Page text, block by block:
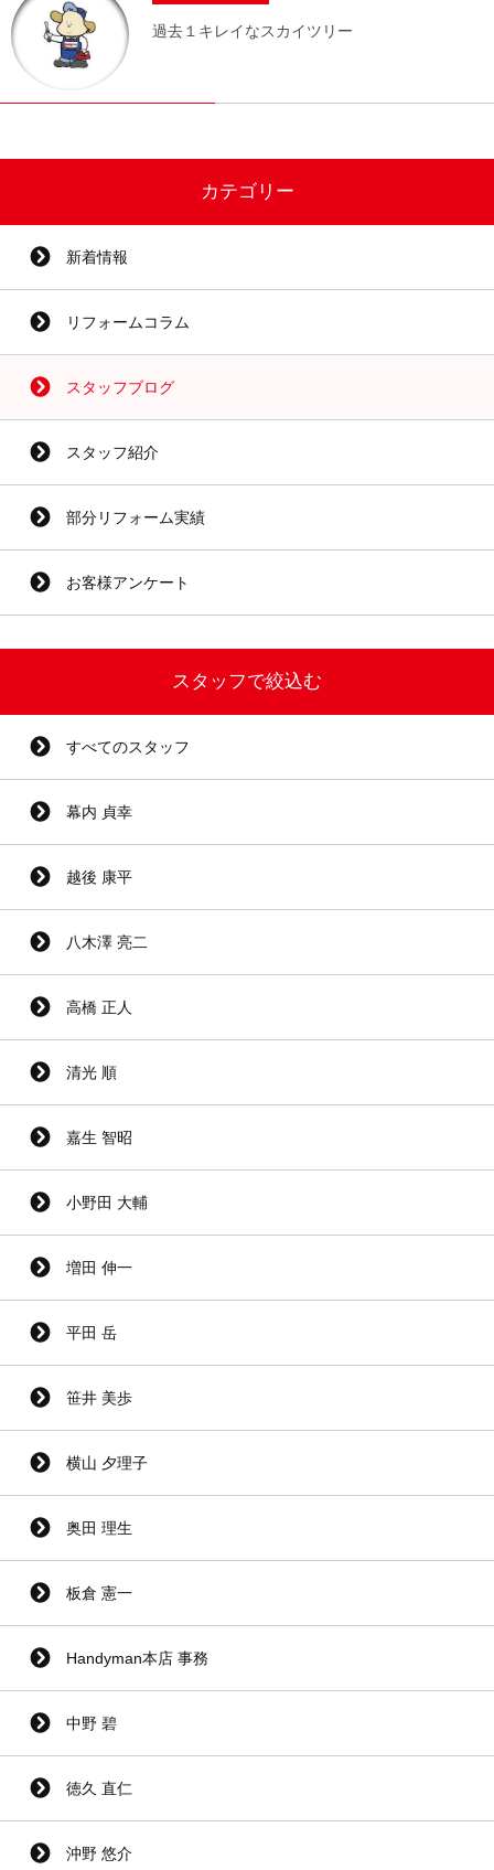
過去１キレイなスカイツリー
カテゴリー
新着情報
リフォームコラム
スタッフブログ
スタッフ紹介
部分リフォーム実績
お客様アンケート
スタッフで絞込む
すべてのスタッフ
幕内 貞幸
越後 康平
八木澤 亮二
高橋 正人
清光 順
嘉生 智昭
小野田 大輔
増田 伸一
平田 岳
笹井 美歩
横山 夕理子
奥田 理生
板倉 憲一
Handyman本店 事務
中野 碧
徳久 直仁
沖野 悠介